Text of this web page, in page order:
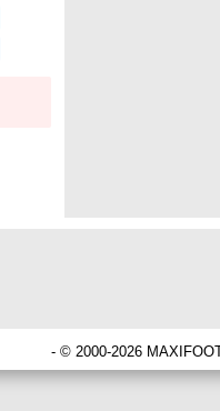
- © 2000-2026